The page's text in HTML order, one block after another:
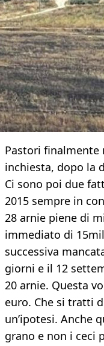
Pastori finalmente
inchiesta, dopo la
Ci sono poi due
2015 sempre in
28 arnie piene di
immediato di
successiva
giorni e il 12
20 arnie. Questa
euro. Che si tratti
un’ipotesi. Anche
grano e non i ceci